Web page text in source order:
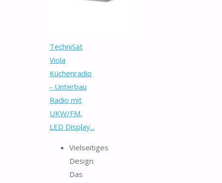
TechniSat
Viola
Küchenradio
- Unterbau
Radio mit
UKW/FM,
LED Display...
Vielseitiges
Design:
Das